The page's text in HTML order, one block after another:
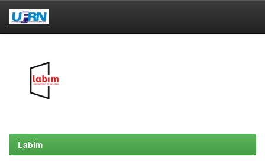
Labim